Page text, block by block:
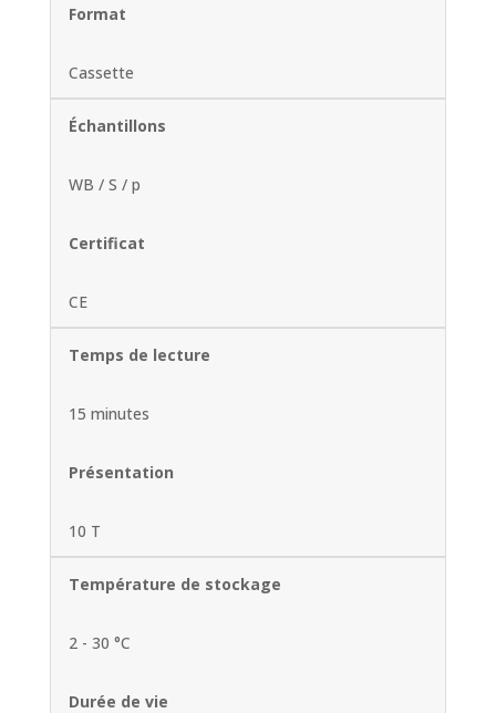
Format
Cassette
Échantillons
WB / S / p
Certificat
CE
Temps de lecture
15 minutes
Présentation
10 T
Température de stockage
2 - 30 °C
Durée de vie